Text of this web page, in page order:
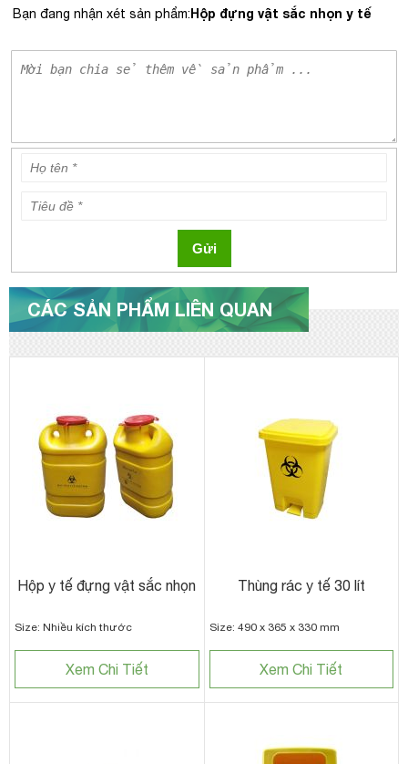
Bạn đang nhận xét sản phẩm:Hộp đựng vật sắc nhọn y tế
Gửi
CÁC SẢN PHẨM LIÊN QUAN
Hộp y tế đựng vật sắc nhọn
Size: Nhiều kích thước
Xem Chi Tiết
Thùng rác y tế 30 lít
Size: 490 x 365 x 330 mm
Xem Chi Tiết